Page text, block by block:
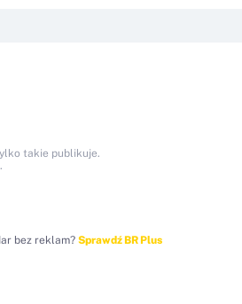
takie publikuje.
bez reklam? Sprawdź BR Plus